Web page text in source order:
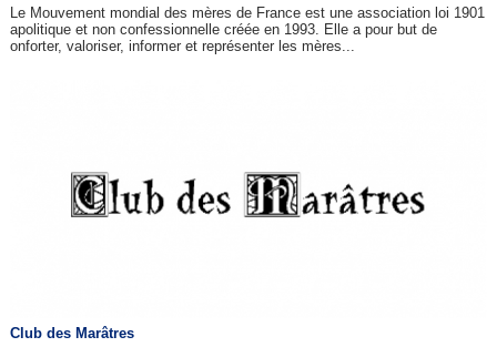
Le Mouvement mondial des mères de France est une association loi 1901
apolitique et non confessionnelle créée en 1993. Elle a pour but de
onforter, valoriser, informer et représenter les mères...
Club des Marâtres